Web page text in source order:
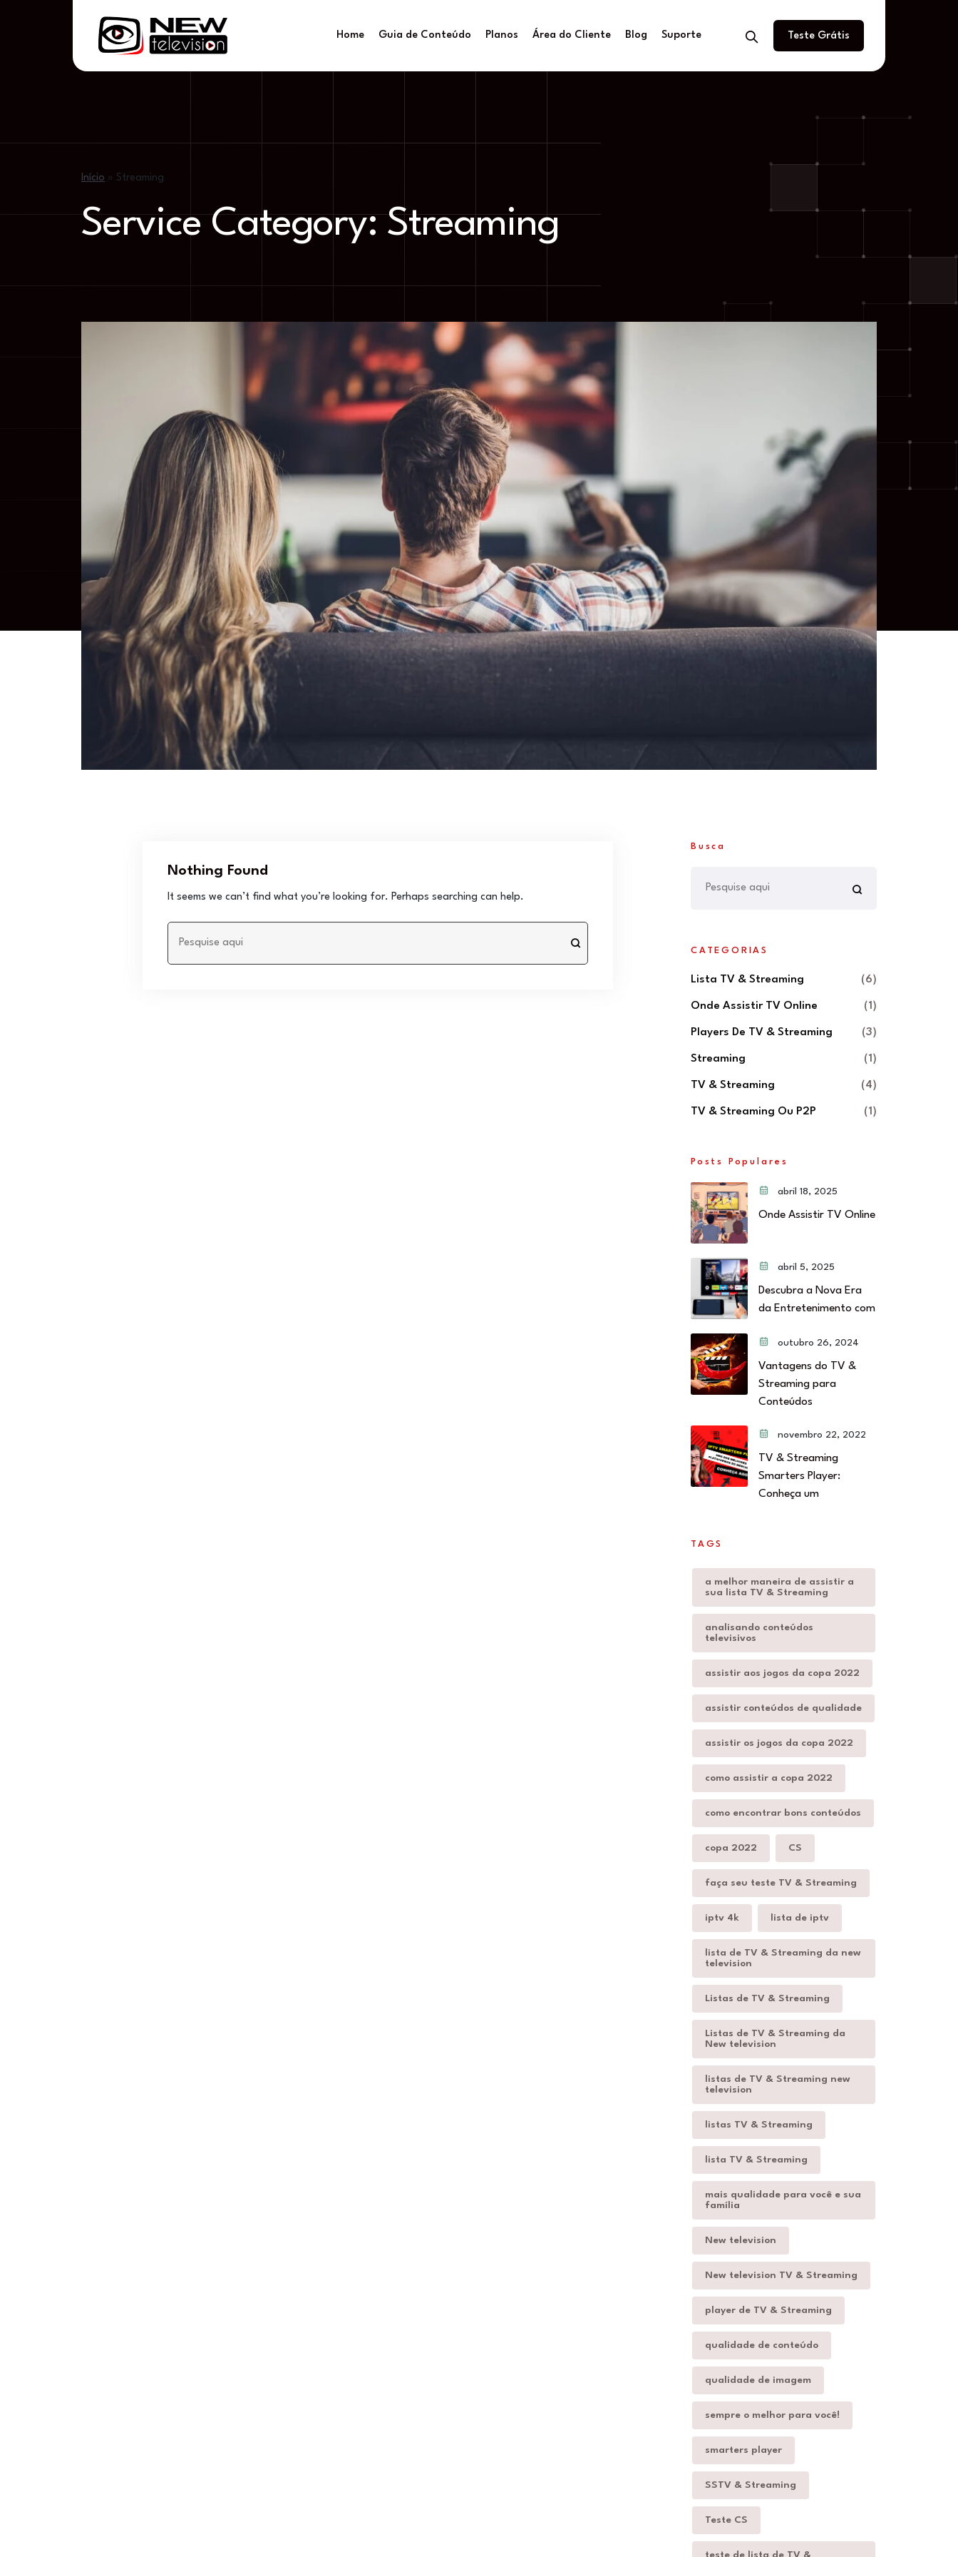
Home Guia de Conteúdo Planos Área do Cliente Blog Suporte Teste Grátis
Início » Streaming
Service Category:Streaming
Nothing Found
It seems we can’t find what you’re looking for. Perhaps searching can help.
Busca
CATEGORIAS
Lista TV & Streaming (6)
Onde Assistir TV Online (1)
Players De TV & Streaming (3)
Streaming (1)
TV & Streaming (4)
TV & Streaming Ou P2P (1)
Posts Populares
abril 18, 2025
Onde Assistir TV Online
abril 5, 2025
Descubra a Nova Era
da Entretenimento com
outubro 26, 2024
Vantagens do TV &
Streaming para
Conteúdos
novembro 22, 2022
TV & Streaming
Smarters Player:
Conheça um
TAGS
a melhor maneira de assistir a
sua lista TV & Streaming
analisando conteúdos
televisivos
assistir aos jogos da copa 2022
assistir conteúdos de qualidade
assistir os jogos da copa 2022
como assistir a copa 2022
como encontrar bons conteúdos
copa 2022 CS
faça seu teste TV & Streaming
iptv 4k lista de iptv
lista de TV & Streaming da new
television
Listas de TV & Streaming
Listas de TV & Streaming da
New television
listas de TV & Streaming new
television
listas TV & Streaming
lista TV & Streaming
mais qualidade para você e sua
família
New television
New television TV & Streaming
player de TV & Streaming
qualidade de conteúdo
qualidade de imagem
sempre o melhor para você!
smarters player
SSTV & Streaming
Teste CS
teste de lista de TV &